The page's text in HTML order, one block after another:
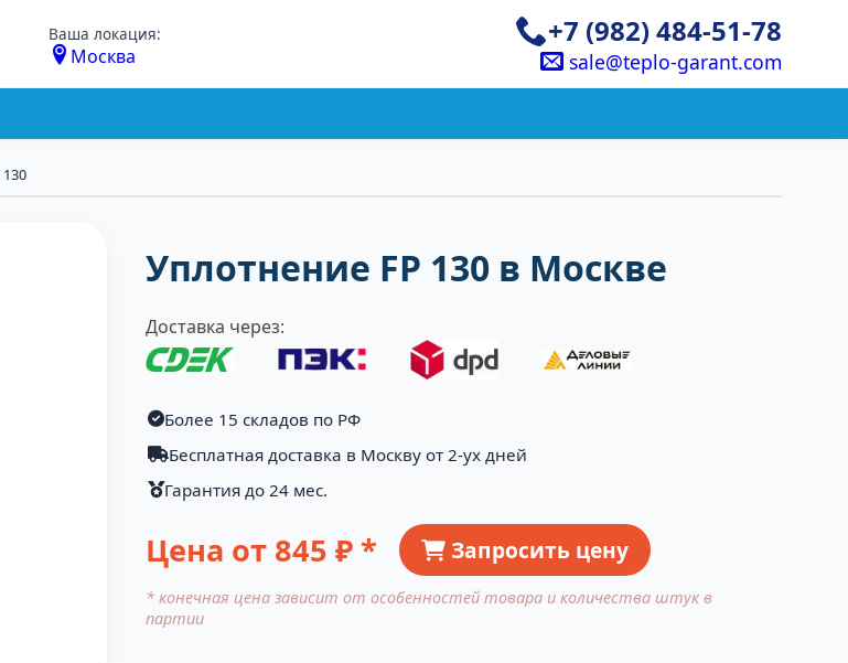
Ваша локация:
Москва
+7 (982) 484-51-78
sale@teplo-garant.com
Уплотнение FP 130 в Москве
Доставка через:
Более 15 складов по РФ
Бесплатная доставка в Москву от 2-ух дней
Гарантия до 24 мес.
Цена от 845 ₽ * Запросить цену
* конечная цена зависит от особенностей товара и количества штук в
партии